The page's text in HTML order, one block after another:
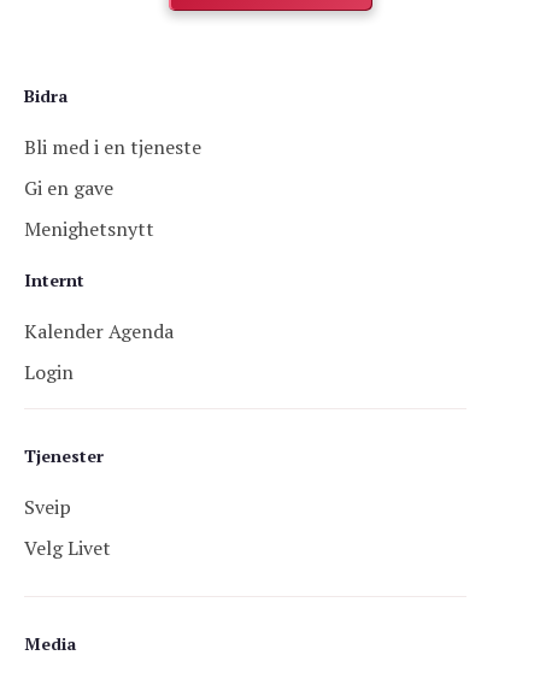
Tjenester
Sveip
Velg Livet
Media
Bidra
Bli med i en tjeneste
Gi en gave
Menighetsnytt
Internt
Kalender Agenda
Login